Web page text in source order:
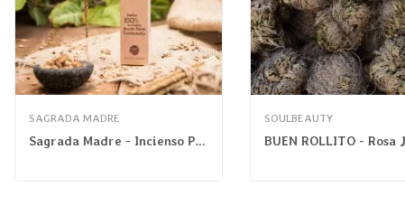
SAGRADA MADRE
Sagrada Madre - Incienso Palo Santo
SOULBEAUTY
BUEN ROLLITO - Rosa